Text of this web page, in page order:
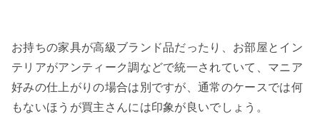
お持ちの家具が高級ブランド品だったり、お部屋とイン
テリアがアンティーク調などで統一されていて、マニア
好みの仕上がりの場合は別ですが、通常のケースでは何
もないほうが買主さんには印象が良いでしょう。